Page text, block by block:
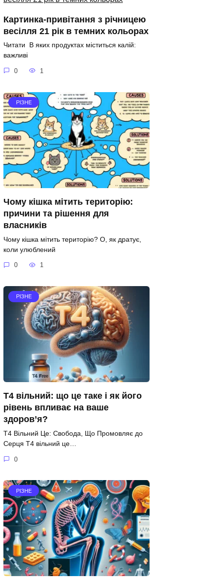
Картинка-привітання з річницею
весілля 21 рік в темних кольорах
Читати В яких продуктах міститься калій:
важливі
0 1
РІЗНЕ
Чому кішка мітить територію:
причини та рішення для
власників
Чому кішка мітить територію? О, як дратує,
коли улюблений
0 1
РІЗНЕ
Т4 вільний: що це таке і як його
рівень впливає на ваше
здоров’я?
Т4 Вільний Це: Свобода, Що Промовляє до
Серця Т4 вільний це…
0
РІЗНЕ